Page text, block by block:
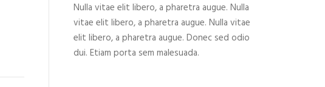
Nulla vitae elit libero, a pharetra augue. Nulla
vitae elit libero, a pharetra augue. Nulla vitae
elit libero, a pharetra augue. Donec sed odio
dui. Etiam porta sem malesuada.